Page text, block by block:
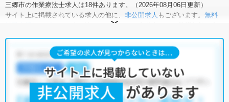
三郷市の作業療法士求人は18件あります。（2026年08月06日更新）
サイト上に掲載されている求人の他に、 非公開求人 もございます。 無料
にお申し込みいただくと、全求人からご希望条件に合
三郷市の作業療法士求人では以下のような条件が人気です。
土日祝休・積極採用中・ 新卒OK ・ 正社員(正職員)
介護福祉施設・訪問リハビリ(在宅医療)・小児リハビリ ・
他の条件でも人気の求人がございますので、「こだわり条件」から検索